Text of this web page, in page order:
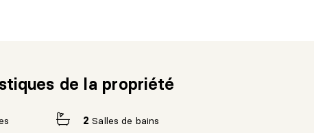
de la propriété
2Salles de bains